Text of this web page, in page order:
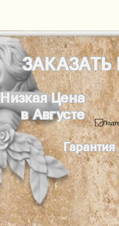
ЗАКАЗАТЬ
Низкая Цена
в Августе